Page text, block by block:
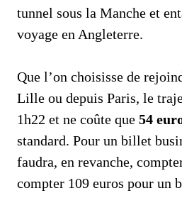
tunnel sous la Manche et
voyage en Angleterre.
Que l’on choisisse de
Lille ou depuis Paris, le
1h22 et ne coûte que 54
standard. Pour un billet
faudra, en revanche,
compter 109 euros pour un